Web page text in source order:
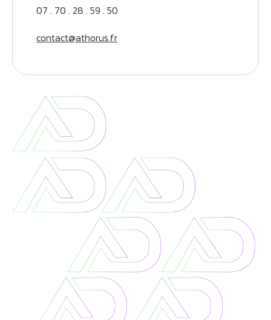
07 . 70 . 28 . 59 . 50
contact@athorus.fr